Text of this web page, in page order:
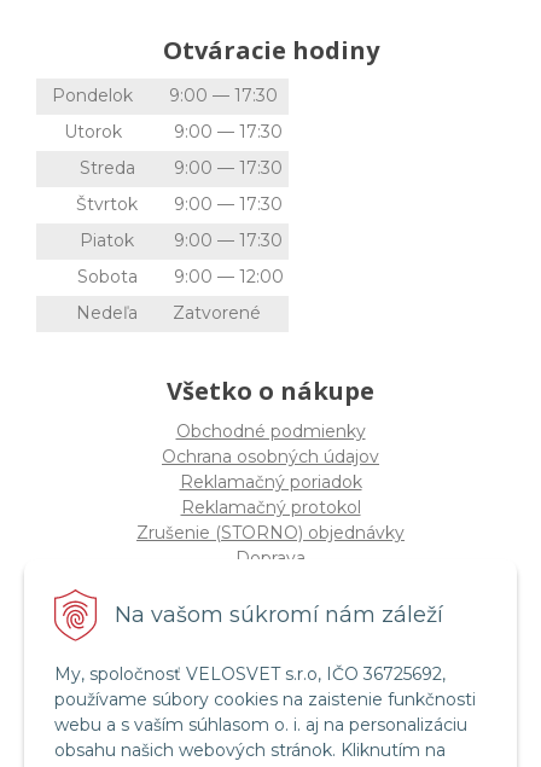
Na vašom súkromí nám záleží
My, spoločnosť VELOSVET s.r.o, IČO 36725692,
používame súbory cookies na zaistenie funkčnosti
webu a s vaším súhlasom o. i. aj na personalizáciu
obsahu našich webových stránok. Kliknutím na
Otváracie hodiny
Pondelok
9:00 — 17:30
Utorok
9:00 — 17:30
Streda
9:00 — 17:30
Štvrtok
9:00 — 17:30
Piatok
9:00 — 17:30
Sobota
9:00 — 12:00
Nedeľa
Zatvorené
Všetko o nákupe
Obchodné podmienky
Ochrana osobných údajov
Reklamačný poriadok
Reklamačný protokol
Zrušenie (STORNO) objednávky
Doprava
Štatút súťaže "Vianoce 2025"
Servis a služby
Servis bicyklov a elektrobicyklov
Retül Bike Fit